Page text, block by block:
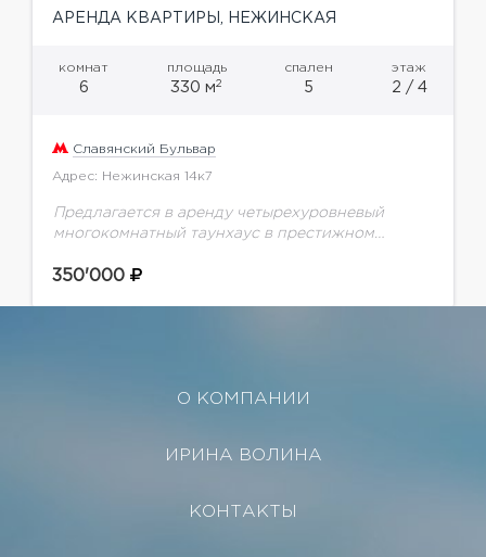
АРЕНДА КВАРТИРЫ, НЕЖИНСКАЯ
комнат
6
площадь
330 м2
спален
5
этаж
2 / 4
Славянский Бульвар
Адрес: Нежинская 14к7
Предлагается в аренду четырехуровневый
многокомнатный таунхаус в престижном
индивидуальному проекту .Планировка: 1-й
350'000
О КОМПАНИИ
ИРИНА ВОЛИНА
КОНТАКТЫ